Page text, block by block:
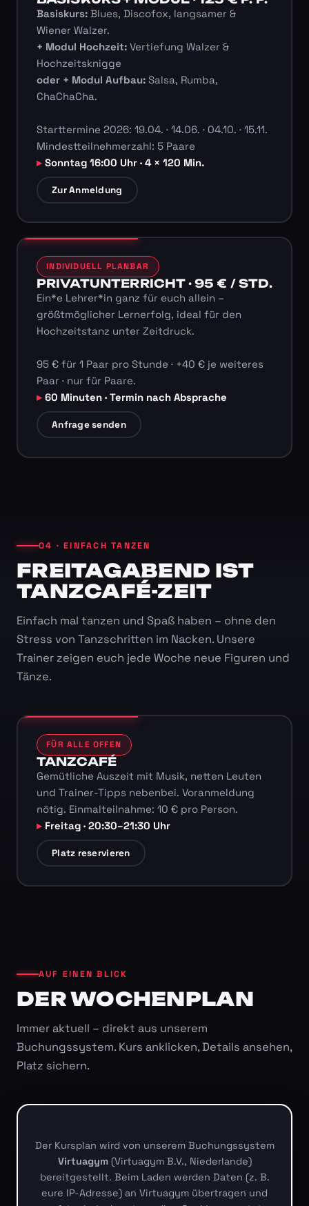
Basiskurs:Blues, Discofox, langsamer &
Wiener Walzer.
+ Modul Hochzeit:Vertiefung Walzer &
Hochzeitsknigge
oder + Modul Aufbau:Salsa, Rumba,
ChaChaCha.
Starttermine 2026: 19.04. · 14.06. · 04.10. · 15.11.
Mindestteilnehmerzahl: 5 Paare
Sonntag 16:00 Uhr · 4 × 120 Min.
Zur Anmeldung
INDIVIDUELL PLANBAR
PRIVATUNTERRICHT · 95 € / STD.
Ein*e Lehrer*in ganz für euch allein –
größtmöglicher Lernerfolg, ideal für den
Hochzeitstanz unter Zeitdruck.
95 € für 1 Paar pro Stunde · +40 € je weiteres
Paar · nur für Paare.
60 Minuten · Termin nach Absprache
Anfrage senden
04 · EINFACH TANZEN
FREITAGABEND IST
TANZCAFÉ-ZEIT
Einfach mal tanzen und Spaß haben – ohne den
Stress von Tanzschritten im Nacken. Unsere
Trainer zeigen euch jede Woche neue Figuren und
Tänze.
FÜR ALLE OFFEN
TANZCAFÉ
Gemütliche Auszeit mit Musik, netten Leuten
und Trainer-Tipps nebenbei. Voranmeldung
nötig. Einmalteilnahme: 10 € pro Person.
Freitag · 20:30–21:30 Uhr
Platz reservieren
AUF EINEN BLICK
DER WOCHENPLAN
Immer aktuell – direkt aus unserem
Buchungssystem. Kurs anklicken, Details ansehen,
Platz sichern.
Der Kursplan wird von unserem Buchungssystem
Virtuagym(Virtuagym B.V., Niederlande)
bereitgestellt. Beim Laden werden Daten (z. B.
eure IP-Adresse) an Virtuagym übertragen und